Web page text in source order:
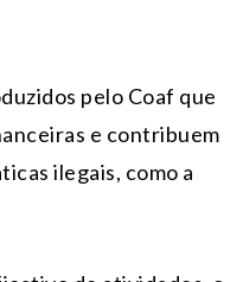
pelo Coaf que
e contribuem
ilegais, como a